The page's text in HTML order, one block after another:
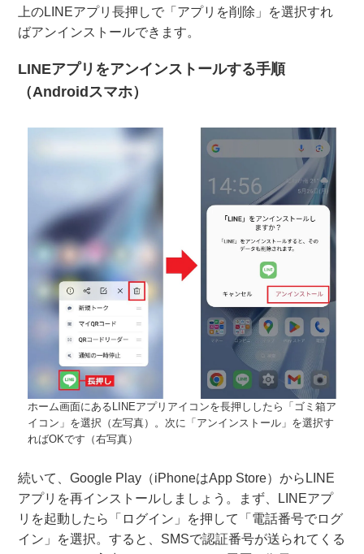
上のLINEアプリ長押しで「アプリを削除」を選択すれ
ばアンインストールできます。
LINEアプリをアンインストールする手順
（Androidスマホ）
ホーム画面にあるLINEアプリアイコンを長押ししたら「ゴミ箱ア
イコン」を選択（左写真）。次に「アンインストール」を選択す
ればOKです（右写真）
続いて、Google Play（iPhoneはApp Store）からLINE
アプリを再インストールしましょう。まず、LINEアプ
リを起動したら「ログイン」を押して「電話番号でログ
イン」を選択。すると、SMSで認証番号が送られてくる